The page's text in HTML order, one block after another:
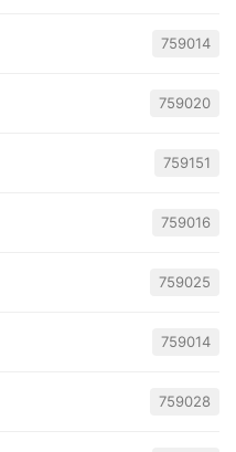
759014
759020
759151
759016
759025
759014
759028